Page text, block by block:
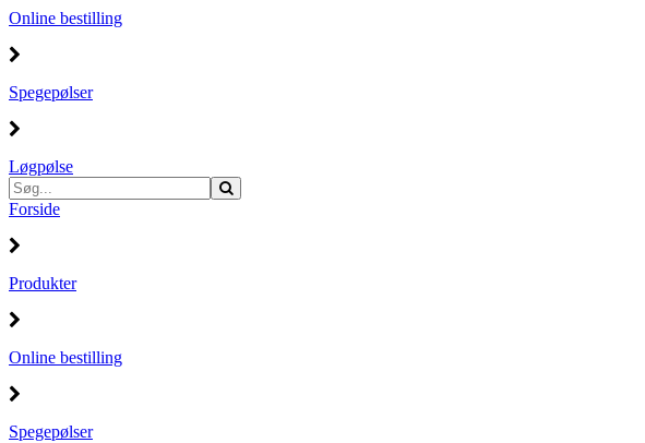
Online bestilling
Spegepølser
Løgpølse
Forside
Produkter
Online bestilling
Spegepølser